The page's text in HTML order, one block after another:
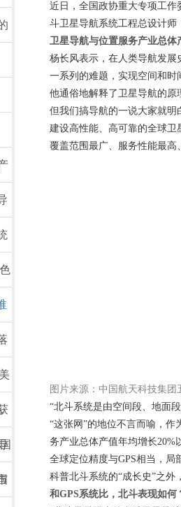
近日，全国政协重大专项工
斗卫星导航系统工程总设计
卫星导航与位置服务产业总体
杨长风表示，在人类导航发
一系列的难题，实现空间和时
他通俗地解释了卫星导航的
但我们搞导航的一说大家就明
建设高性能、高可靠的全球卫
覆盖范围最广、服务性能最
图片来源：中国航天科技集团
“北斗系统是由空间段、地面
“这张网”的地位不言而喻，
务产业总体产值年均增长20%
全球定位精度与GPS相当，局
科普北斗系统的“成长史”之外
和GPS系统比，北斗表现如何